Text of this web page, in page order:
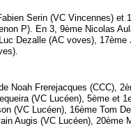
Serin (VC Vincennes) et
P). En 3, 9ème Nicolas
Dezalle (AC voves), 17ème
Noah Frerejacques (CCC),
(VC Lucéen), 5ème et
(VC Lucéen), 16ème Tom
Augis (VC Lucéen), 20ème